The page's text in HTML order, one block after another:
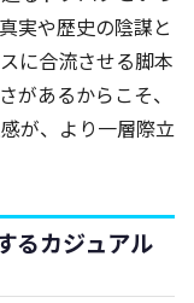
実や歴史の陰謀と
に合流させる脚本
があるからこそ、
が、より一層際立
るカジュアル